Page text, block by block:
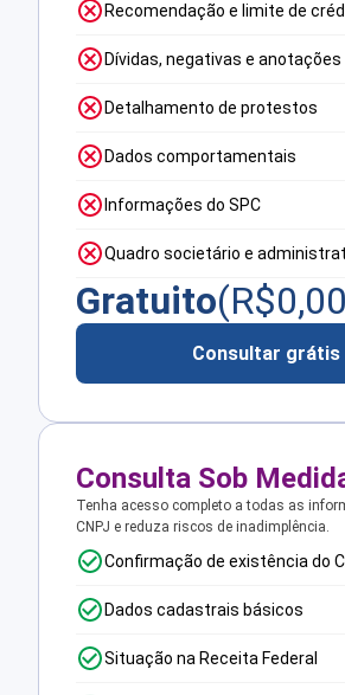
Recomendação e limite de
Dívidas, negativas e anotações
Detalhamento de protestos
Dados comportamentais
Informações do SPC
Quadro societário e
Gratuito(R$
Consultar grátis
Consulta Sob
Tenha acesso completo a todas as
CNPJ e reduza riscos de inadimplência.
Confirmação de existência do
Dados cadastrais básicos
Situação na Receita Federal